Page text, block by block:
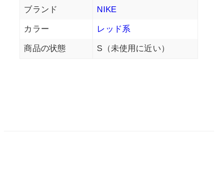
ブランド NIKE
カラー レッド系
商品の状態 S（未使用に近い）